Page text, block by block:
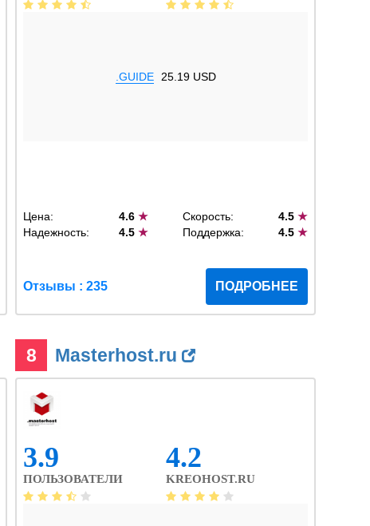
.GUIDE 25.19 USD
Цена: 4.6★ Скорость: 4.5 ★
Надежность:
4.5★ Поддержка: 4.5 ★
Отзывы : 235 ПОДРОБНЕЕ
8 Masterhost.ru
3.9
ПОЛЬЗОВАТЕЛИ
4.2
KREOHOST.RU